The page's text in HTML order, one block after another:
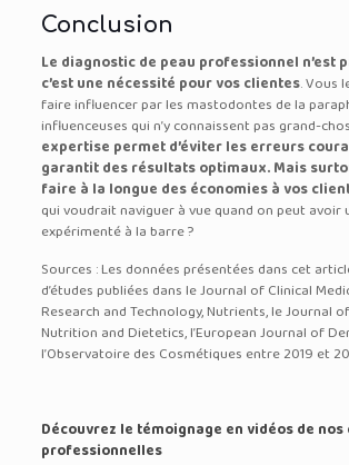
Conclusion
Le diagnostic de peau professionnel n’est
c’est une nécessité pour vos clientes. Vous
faire influencer par les mastodontes de la
influenceuses qui n’y connaissent pas grand-
expertise permet d’éviter les erreurs
garantit des résultats optimaux. Mais
faire à la longue des économies à vos
qui voudrait naviguer à vue quand on peut avoir
expérimenté à la barre ?
Sources : Les données présentées dans cet
d’études publiées dans le Journal of Clinical
Research and Technology, Nutrients, le Journal
Nutrition and Dietetics, l’European Journal of
l’Observatoire des Cosmétiques entre 2019 et
Découvrez le témoignage en vidéos de
professionnelles